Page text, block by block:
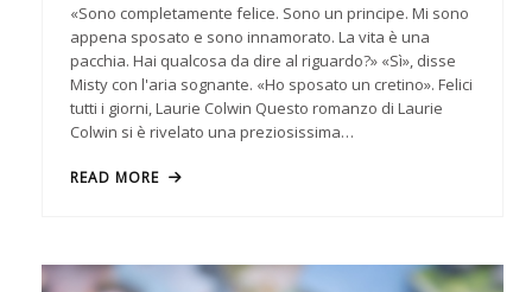
«Sono completamente felice. Sono un principe. Mi sono
appena sposato e sono innamorato. La vita è una
pacchia. Hai qualcosa da dire al riguardo?» «Sì», disse
Misty con l'aria sognante. «Ho sposato un cretino». Felici
tutti i giorni, Laurie Colwin Questo romanzo di Laurie
Colwin si è rivelato una preziosissima…
READ MORE